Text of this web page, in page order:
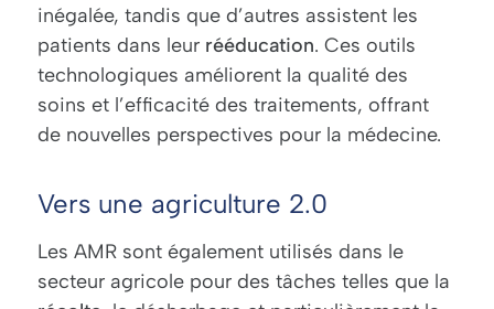
inégalée, tandis que d’autres assistent les
patients dans leur rééducation. Ces outils
technologiques améliorent la qualité des
soins et l’efficacité des traitements, offrant
de nouvelles perspectives pour la médecine.
Vers une agriculture 2.0
Les AMR sont également utilisés dans le
secteur agricole pour des tâches telles que la